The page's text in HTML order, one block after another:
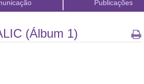
Publicações
(Álbum 1)